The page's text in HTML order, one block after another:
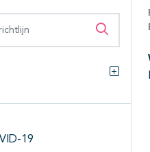
Zoeken
Alles
19